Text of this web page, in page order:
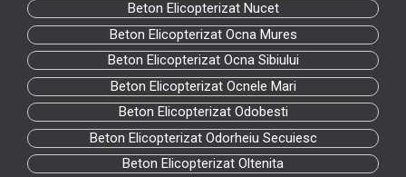
Beton Elicopterizat Nucet
Beton Elicopterizat Ocna Mures
Beton Elicopterizat Ocna Sibiului
Beton Elicopterizat Ocnele Mari
Beton Elicopterizat Odobesti
Beton Elicopterizat Odorheiu Secuiesc
Beton Elicopterizat Oltenita